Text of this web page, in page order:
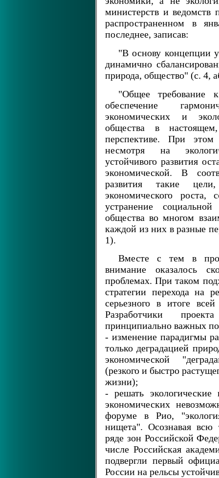
министерств и ведомств
распространенном в
последнее, записав:
"В основу концепции
динамично
природа, общество" (с. 4,
"Общее требование
обеспечение
экономических и
общества в
перспективе. При
несмотря на
устойчивого развития
экономической. В
развития такие
экономического роста,
устранение
общества во многом
каждой из них в разные
1).
Вместе с тем в
внимание оказалось
проблемах. При таком
стратегии перехода на
серьезного в итоге
Разработчики
принципиально важных
- изменение парадигмы
только деградацией
экономической
(резкого и быстро
жизни);
- решать
экономических
форуме в Рио,
нищета". Осознавая всю
ряде зон Российской
числе Российская
подвергли первый
России на рельсы